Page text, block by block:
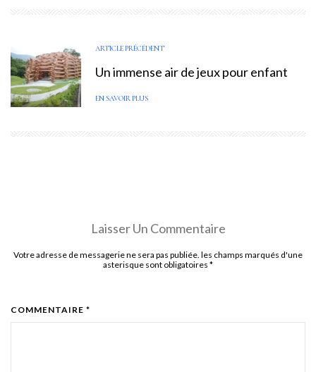
ARTICLE PRÉCÉDENT
Un immense air de jeux pour enfant
EN SAVOIR PLUS
Laisser Un Commentaire
Votre adresse de messagerie ne sera pas publiée. les champs marqués d'une
asterisque sont obligatoires *
COMMENTAIRE *